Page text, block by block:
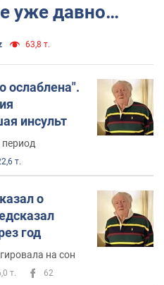
уже давно
63,8 т.
ослаблена".
инсульт
т.
о
год
на сон
т. 62